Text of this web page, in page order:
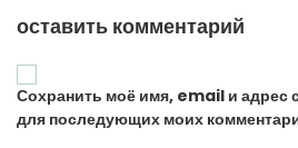
оставить комментарий
Сохранить моё имя, email и адрес
для последующих моих